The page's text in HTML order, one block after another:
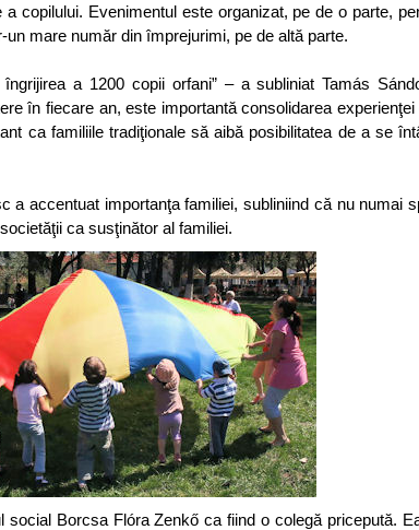
copilului. Evenimentul este organizat, pe de o parte,
mare număr din împrejurimi, pe de altă parte.
a 1200 copii orfani” – a subliniat Tamás
în fiecare an, este importantă consolidarea
ca familiile tradiţionale să aibă posibilitatea de a se
a accentuat importanţa familiei, subliniind că nu numai
ca susţinător al familiei.
Borcsa Flóra Zenkő ca fiind o colegă pricepută.